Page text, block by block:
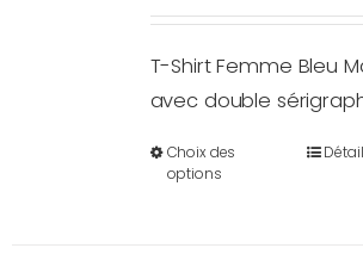
page
du
produit
T-Shirt Femme Bleu
avec double
Choix des
options
Ce